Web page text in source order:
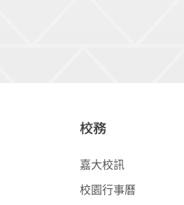
校務
嘉大校訊
校園行事曆